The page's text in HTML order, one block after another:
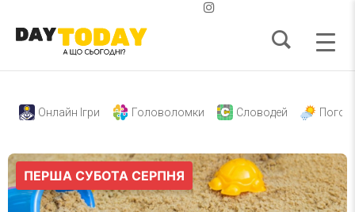
Онлайн Ігри Головоломки Словодей